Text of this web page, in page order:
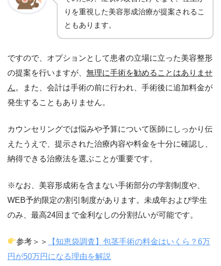
りを重視した美容形成治療が提案されるこ
ともあります。
ですので、オプションとして患者の立場に立った美容整形
の提案を行いますが、 無理に手術を勧めることはありませ
ん。また、会計は手術の前に行われ、手術後に追加料金が
発生することもありません。
カウンセリングでは悩みや予算について医師にしっかり伝
えたうえで、提示された治療内容や料金を十分に確認し、
納得できる治療法を選ぶことが重要です。
※なお、美容形成術を含まない手術部分の学割制度や、
WEB予約限定の割引制度があります。未成年および学生
のみ、最高24回まで金利なしの分割払いが可能です。
参考＞＞
【知恵袋調査】包茎手術の料金はいくら？6万
円が50万円になる理由を解説